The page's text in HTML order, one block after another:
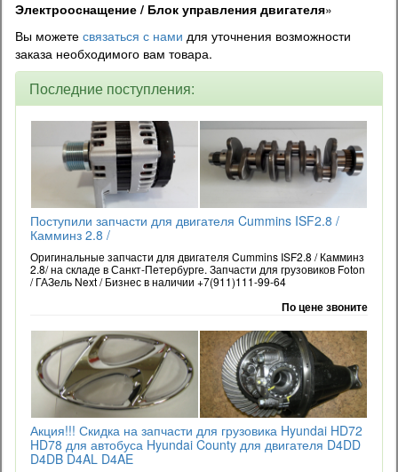
Электрооснащение / Блок управления двигателя»
Вы можете связаться с нами для уточнения возможности
заказа необходимого вам товара.
Последние поступления:
Поступили запчасти для двигателя Cummins ISF2.8 /
Камминз 2.8 /
Оригинальные запчасти для двигателя Cummins ISF2.8 / Камминз
2.8/ на складе в Санкт-Петербурге. Запчасти для грузовиков Foton
/ ГАЗель Next / Бизнес в наличии +7(911)111-99-64
По цене звоните
Акция!!! Скидка на запчасти для грузовика Hyundai HD72
HD78 для автобуса Hyundai County для двигателя D4DD
D4DB D4AL D4AE